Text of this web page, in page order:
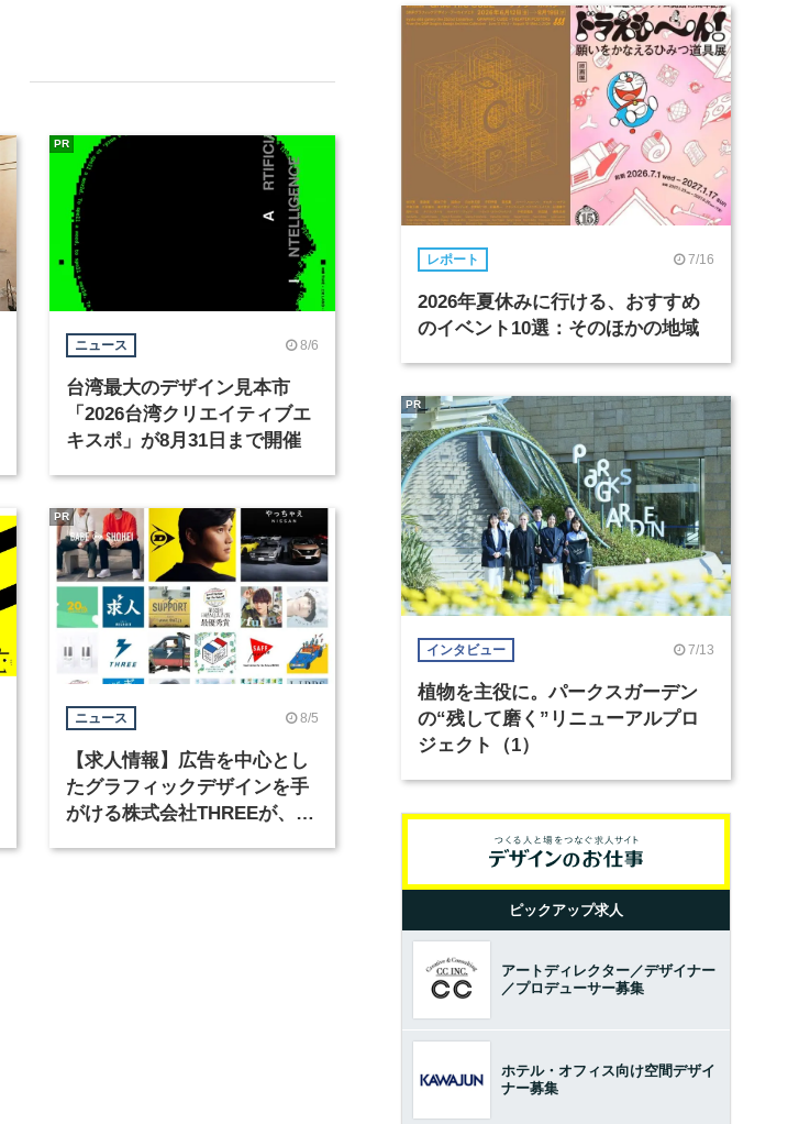
ニュース 8/6
台湾最大のデザイン見本市
「2026台湾クリエイティブエ
キスポ」が8月31日まで開催
PR
ニュース 8/5
【求人情報】広告を中心とし
たグラフィックデザインを手
がける株式会社THREEが、グ
PR
レポート 7/16
2026年夏休みに行ける、おすすめ
のイベント10選：そのほかの地域
インタビュー 7/13
植物を主役に。パークスガーデン
の“残して磨く”リニューアルプロ
ジェクト（1）
PR
ピックアップ求人
アートディレクター／デザイナー
／プロデューサー募集
ホテル・オフィス向け空間デザイ
ナー募集